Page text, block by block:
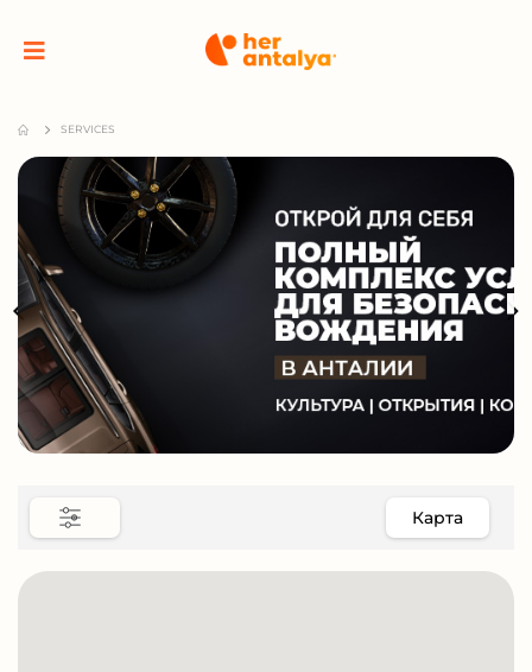
SERVICES
Карта